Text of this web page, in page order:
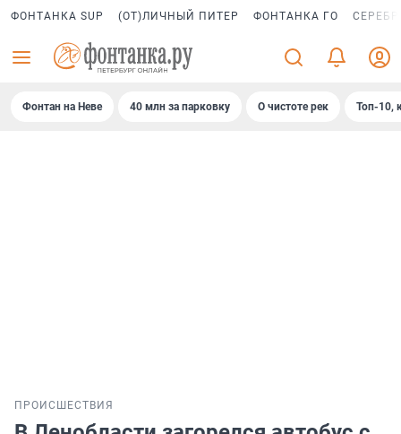
ФОНТАНКА SUP (ОТ)ЛИЧНЫЙ ПИТЕР ФОНТАНКА ГО
Фонтан на Неве 40 млн за парковку О чистоте рек Топ-10,
ПРОИСШЕСТВИЯ